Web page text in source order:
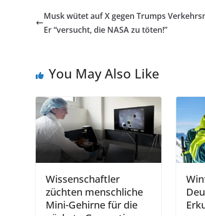
Musk wütet auf X gegen Trumps
Er “versucht, die NASA zu töten!”
You May Also Like
Wissenschaftler
züchten menschliche
Mini-Gehirne für die